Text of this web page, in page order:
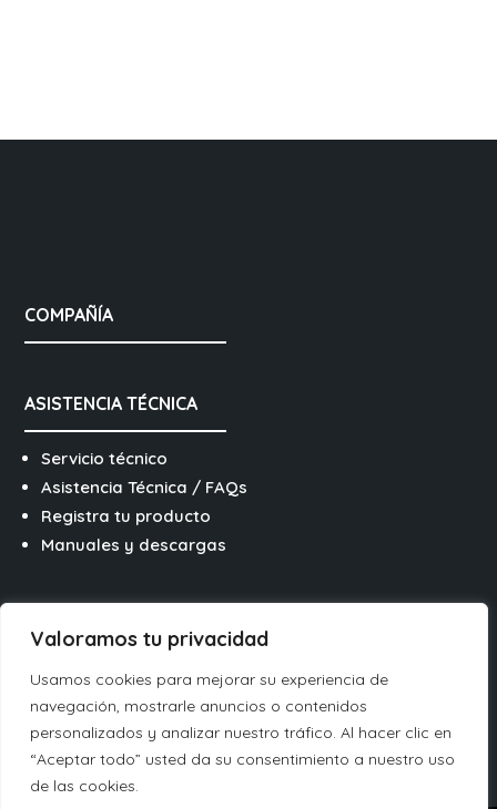
Valoramos tu privacidad
Usamos cookies para mejorar su experiencia de
navegación, mostrarle anuncios o contenidos
personalizados y analizar nuestro tráfico. Al hacer clic en
“Aceptar todo” usted da su consentimiento a nuestro uso
de las cookies.
COMPAÑÍA
ASISTENCIA TÉCNICA
Servicio técnico
Asistencia Técnica / FAQs
Registra tu producto
Manuales y descargas